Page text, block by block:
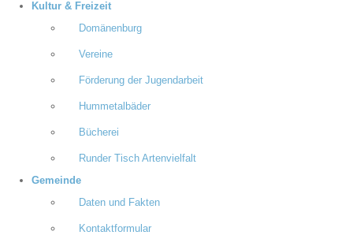
Kultur & Freizeit
Domänenburg
Vereine
Förderung der Jugendarbeit
Hummetalbäder
Bücherei
Runder Tisch Artenvielfalt
Gemeinde
Daten und Fakten
Kontaktformular